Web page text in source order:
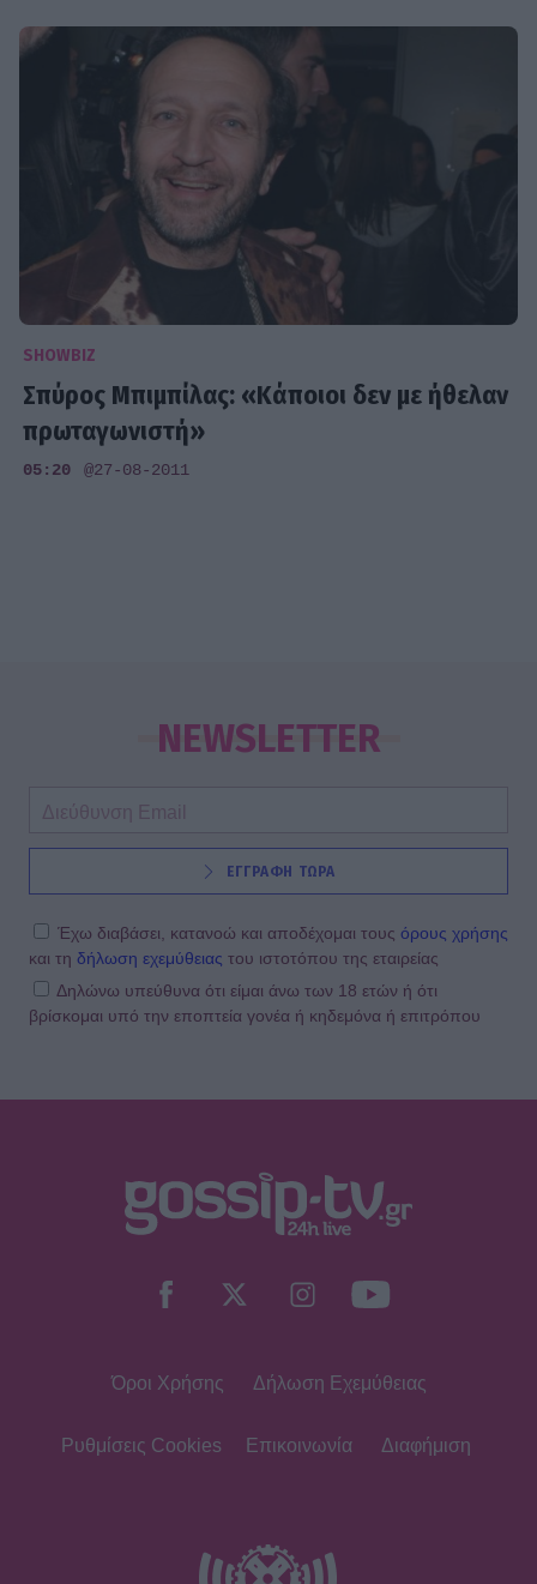
SHOWBIZ
Σπύρος Μπιμπίλας: «Κάποιοι δεν με ήθελαν
πρωταγωνιστή»
05:20 @27-08-2011
NEWSLETTER
ΕΓΓΡΑΦΗ ΤΩΡΑ
Έχω διαβάσει, κατανοώ και αποδέχομαι τους όρους χρήσης
και τη δήλωση εχεμύθειας του ιστοτόπου της εταιρείας
Δηλώνω υπεύθυνα ότι είμαι άνω των 18 ετών ή ότι
βρίσκομαι υπό την εποπτεία γονέα ή κηδεμόνα ή επιτρόπου
Όροι Χρήσης Δήλωση Εχεμύθειας
Ρυθμίσεις Cookies Επικοινωνία Διαφήμιση